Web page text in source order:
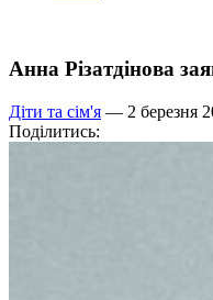
Анна Різатдінова
Діти та сім'я — 2 березня
Поділитись: